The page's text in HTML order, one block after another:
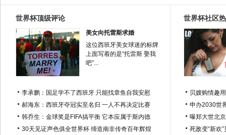
世界杯顶级评论
美女向托雷斯求婚
这位西班牙美女球迷的标牌
上面写着的是“托雷斯 娶我
吧”...
李承鹏：国足学不了西班牙 只能找章鱼自我安慰
郝海东：西班牙夺冠实至名归 一人不再决定比赛
韩乔生：金球奖是FIFA搞平衡 它本应属于斯内德
30天见证声色俱全世界杯 缔造南非传奇百年辉煌
世界杯社区
贝嫂购情趣
申办2030世
曝郑大世北
死敌变“新欢